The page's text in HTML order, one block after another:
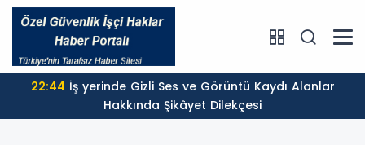
22:44
Hakkında Şikâyet Dilekçesi